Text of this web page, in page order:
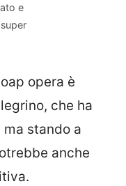
e
opera è
che ha
stando a
anche